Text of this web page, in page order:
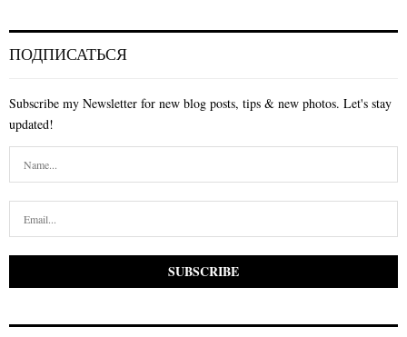
ПОДПИСАТЬСЯ
Subscribe my Newsletter for new blog posts, tips & new photos. Let's stay
updated!